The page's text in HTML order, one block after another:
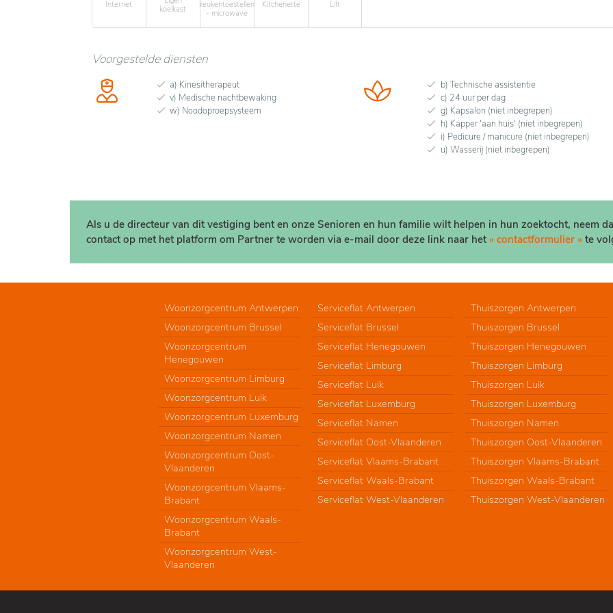
Internet
koelkast
keukentoestellen
- microwave
Kitchenette Lift
Voorgestelde diensten
a) Kinesitherapeut
v) Medische nachtbewaking
w) Noodoproepsysteem
b) Technische assistentie
c) 24 uur per dag
g) Kapsalon (niet inbegrepen)
h) Kapper 'aan huis' (niet inbegrepen)
i) Pedicure / manicure (niet inbegrepen)
u) Wasserij (niet inbegrepen)
Als u de directeur van dit vestiging bent en onze Senioren en hun familie wilt helpen in hun zoektocht, neem
contact op met het platform om Partner te worden via e-mail door deze link naar het « contactformulier » te
Woonzorgcentrum Antwerpen
Woonzorgcentrum Brussel
Woonzorgcentrum
Henegouwen
Woonzorgcentrum Limburg
Woonzorgcentrum Luik
Woonzorgcentrum Luxemburg
Woonzorgcentrum Namen
Woonzorgcentrum Oost-
Vlaanderen
Woonzorgcentrum Vlaams-
Brabant
Woonzorgcentrum Waals-
Brabant
Woonzorgcentrum West-
Vlaanderen
Serviceflat Antwerpen
Serviceflat Brussel
Serviceflat Henegouwen
Serviceflat Limburg
Serviceflat Luik
Serviceflat Luxemburg
Serviceflat Namen
Serviceflat Oost-Vlaanderen
Serviceflat Vlaams-Brabant
Serviceflat Waals-Brabant
Serviceflat West-Vlaanderen
Thuiszorgen Antwerpen
Thuiszorgen Brussel
Thuiszorgen Henegouwen
Thuiszorgen Limburg
Thuiszorgen Luik
Thuiszorgen Luxemburg
Thuiszorgen Namen
Thuiszorgen Oost-Vlaanderen
Thuiszorgen Vlaams-Brabant
Thuiszorgen Waals-Brabant
Thuiszorgen West-Vlaanderen